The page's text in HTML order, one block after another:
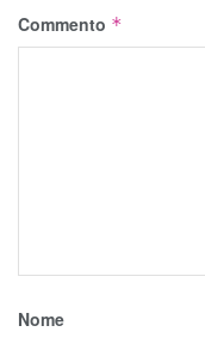
Commento *
Nome